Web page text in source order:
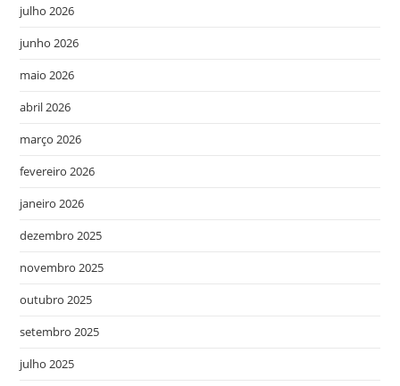
julho 2026
junho 2026
maio 2026
abril 2026
março 2026
fevereiro 2026
janeiro 2026
dezembro 2025
novembro 2025
outubro 2025
setembro 2025
julho 2025